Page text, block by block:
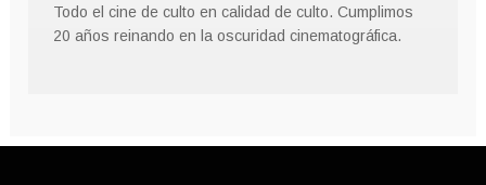
Todo el cine de culto en calidad de culto. Cumplimos
20 años reinando en la oscuridad cinematográfica.